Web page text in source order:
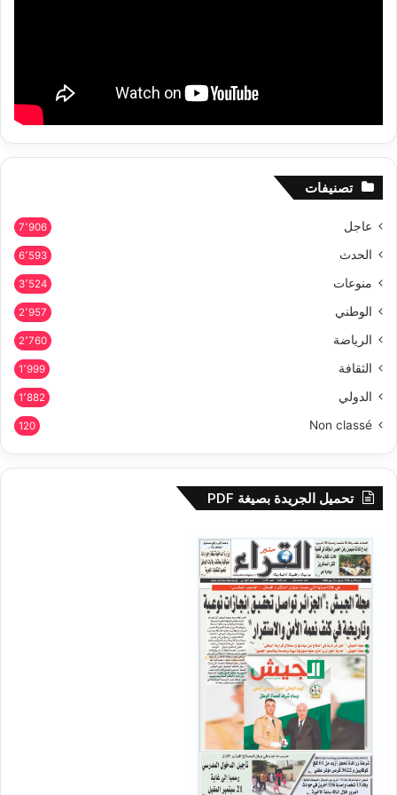
تصنيفات
عاجل 7٬906
الحدث 6٬593
منوعات 3٬524
الوطني 2٬957
الرياضة 2٬760
الثقافة 1٬999
الدولي 1٬882
Non classé
120
تحميل الجريدة بصيغة PDF